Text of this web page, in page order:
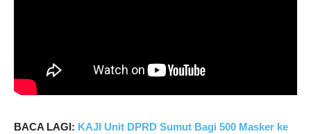
BACA LAGI: KAJI Unit DPRD Sumut Bagi 500 Masker ke